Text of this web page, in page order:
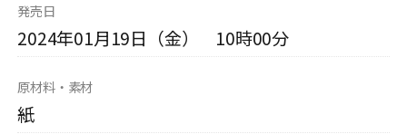
発売日
2024年01月19日（金） 10時00分
原材料・素材
紙